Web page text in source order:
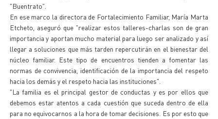
"Buentrato".
En ese marco la directora de Fortalecimiento Familiar, María Marta
Etcheto, aseguró que "realizar estos talleres-charlas son de gran
importancia y aportan mucho material para luego ser analizado y así
llegar a soluciones que más tarden repercutirán en el bienestar del
núcleo familiar. Este tipo de encuentros tienden a fomentar las
normas de convivencia, identificación de la importancia del respeto
hacia los demás y el respeto hacia las instituciones".
"La familia es el principal gestor de conductas y es por ellos que
debemos estar atentos a cada cuestión que suceda dentro de ella
para no equivocarnos a la hora de tomar decisiones. Es por esto que